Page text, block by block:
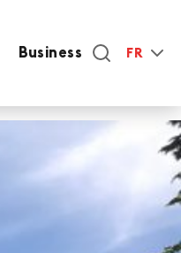
Business FR